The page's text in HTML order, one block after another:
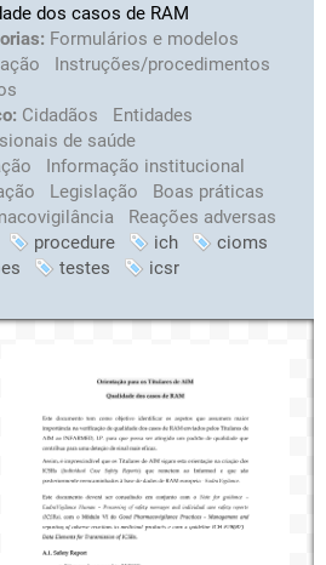
dos casos de RAM
Formulários e modelos
Instruções/procedimentos
Cidadãos
Entidades
de saúde
Informação institucional
Legislação
Boas práticas
Reações adversas
procedure ich
cioms
testes
icsr